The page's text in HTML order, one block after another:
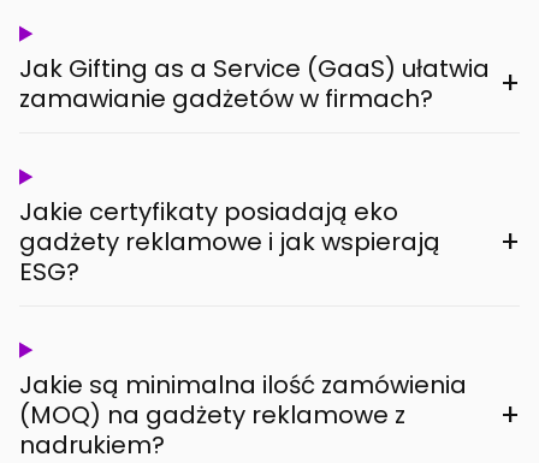
Jak Gifting as a Service (GaaS) ułatwia
zamawianie gadżetów w firmach?
+
Jakie certyfikaty posiadają eko
gadżety reklamowe i jak wspierają
ESG?
+
Jakie są minimalna ilość zamówienia
(MOQ) na gadżety reklamowe z
nadrukiem?
+